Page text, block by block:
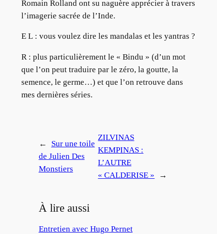
Romain Rolland ont su naguère apprécier à travers
l’imagerie sacrée de l’Inde.
E L : vous voulez dire les mandalas et les yantras ?
R : plus particulièrement le « Bindu » (d’un mot
que l’on peut traduire par le zéro, la goutte, la
semence, le germe…) et que l’on retrouve dans
mes dernières séries.
←
Sur une toile
de Julien Des
Monstiers
ZILVINAS
KEMPINAS :
L’AUTRE
« CALDERISE »
→
À lire aussi
Entretien avec Hugo Pernet